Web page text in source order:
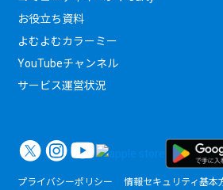
お役立ち資料
よむよむカラーミー
YouTubeチャンネル
サービス運営状況
プライバシーポリシー 情報セキュリティ基本